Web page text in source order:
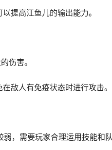
提高江鱼儿的输出能力。
伤害。
敌人有免疫状态时进行攻击。
，需要玩家合理运用技能和